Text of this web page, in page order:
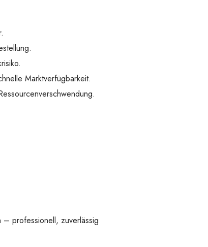
Marktverfügbarkeit.
professionell, zuverlässig